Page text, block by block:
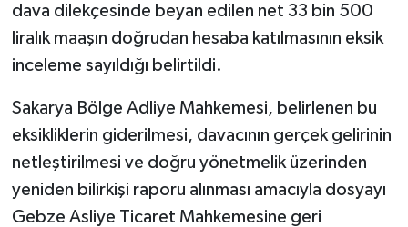
dava dilekçesinde beyan edilen net 33 bin 500
liralık maaşın doğrudan hesaba katılmasının eksik
inceleme sayıldığı belirtildi.
Sakarya Bölge Adliye Mahkemesi, belirlenen bu
eksikliklerin giderilmesi, davacının gerçek gelirinin
netleştirilmesi ve doğru yönetmelik üzerinden
yeniden bilirkişi raporu alınması amacıyla dosyayı
Gebze Asliye Ticaret Mahkemesine geri